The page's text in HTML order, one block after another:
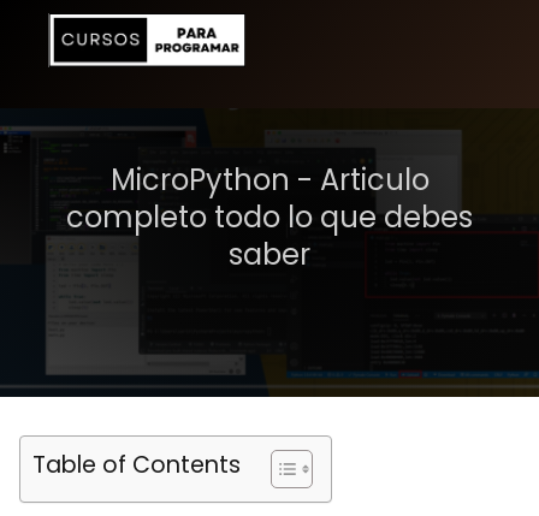
MicroPython - Articulo
completo todo lo que debes
saber
Table of Contents